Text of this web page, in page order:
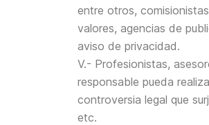
entre otros,
valores, agencias de
aviso de privacidad.
V.- Profesionistas,
responsable pueda
controversia legal que
etc.